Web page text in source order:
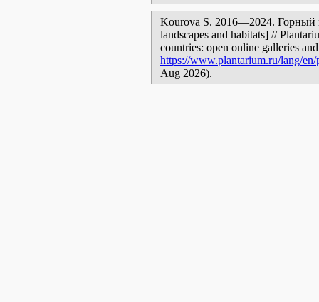
Kourova S. 2016—2024. Горный
landscapes and habitats] //
countries: open online galleries
https://www.plantarium.ru/lang/
Aug 2026).